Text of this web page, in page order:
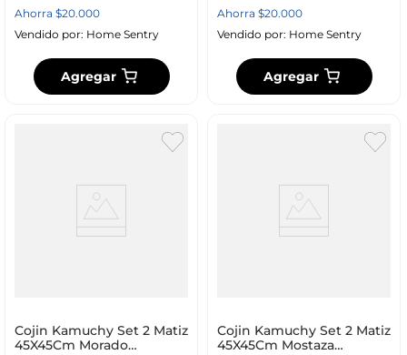
Ahorra $20.000
Vendido por: Home Sentry
Agregar
Ahorra $20.000
Vendido por: Home Sentry
Agregar
Cojin Kamuchy Set 2 Matiz
45X45Cm Morado
Cojin Kamuchy Set 2 Matiz
45X45Cm Mostaza